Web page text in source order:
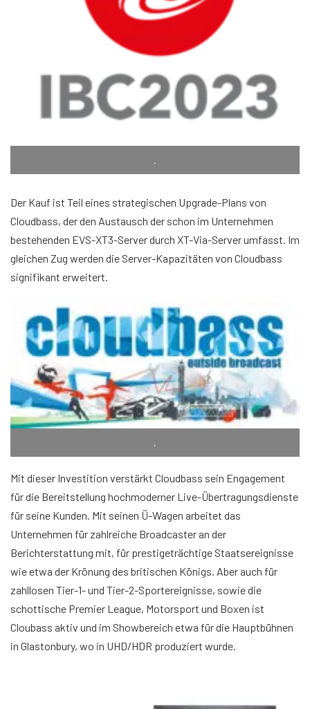
.
Der Kauf ist Teil eines strategischen Upgrade-Plans von
Cloudbass, der den Austausch der schon im Unternehmen
bestehenden EVS-XT3-Server durch XT-Via-Server umfasst. Im
gleichen Zug werden die Server-Kapazitäten von Cloudbass
signifikant erweitert.
.
Mit dieser Investition verstärkt Cloudbass sein Engagement
für die Bereitstellung hochmoderner Live-Übertragungsdienste
für seine Kunden. Mit seinen Ü-Wagen arbeitet das
Unternehmen für zahlreiche Broadcaster an der
Berichterstattung mit, für prestigeträchtige Staatsereignisse
wie etwa der Krönung des britischen Königs. Aber auch für
zahllosen Tier-1- und Tier-2-Sportereignisse, sowie die
schottische Premier League, Motorsport und Boxen ist
Cloubass aktiv und im Showbereich etwa für die Hauptbühnen
in Glastonbury, wo in UHD/HDR produziert wurde.